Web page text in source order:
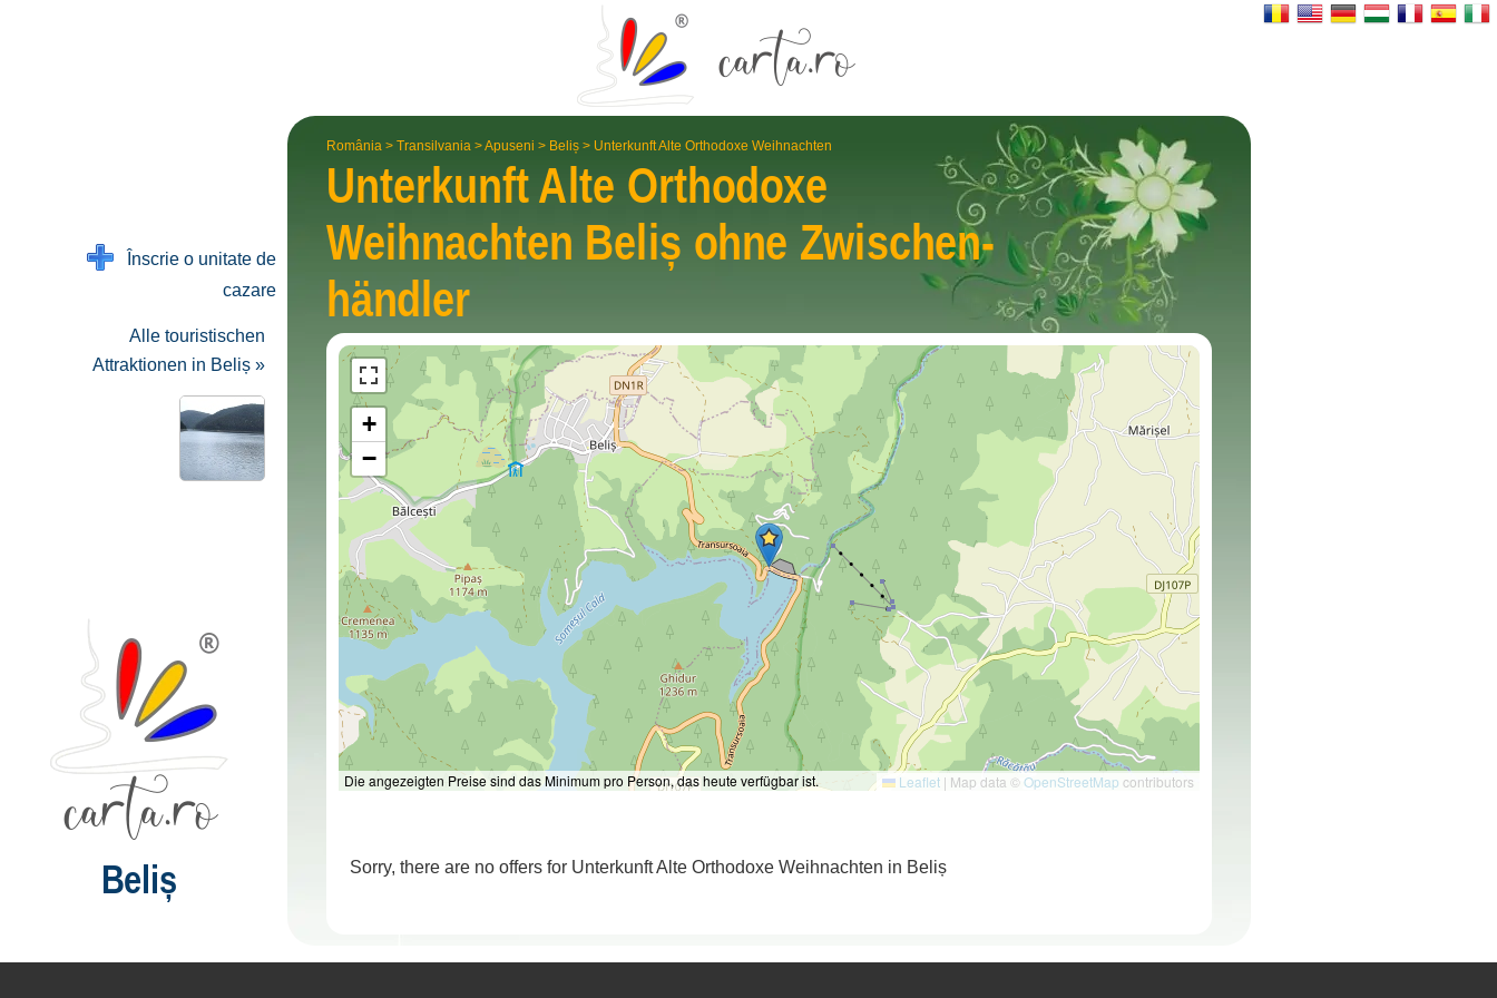
România > Transilvania >Apuseni > Beliș > Unterkunft Alte Orthodoxe Weihnachten
Unterkunft Alte Orthodoxe
Weihnachten Beliș ohne Zwischen­
händler
Die angezeigten Preise sind das Minimum pro Person, das heute verfügbar ist.
+
−
Leaflet | Map data ©OpenStreetMap contributors
Sorry, there are no offers for Unterkunft Alte Orthodoxe Weihnachten in Beliș
Înscrie o unitate de
cazare
Alle touristischen
Attraktionen in Beliș »
Beliș